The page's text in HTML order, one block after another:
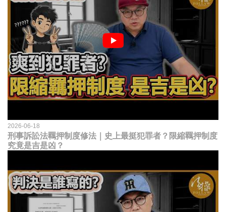
2026-06-18
刑事訴訟法羈押制度修法｜史上最挺犯罪者？限縮羈押制度
究竟是吉是凶？